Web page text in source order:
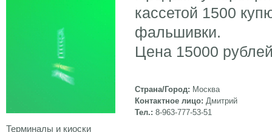
кассетой 1500
фальшивки.
Цена 15000
Страна/Город: Москва
Контактное лицо: Дмитрий
Тел.: 8-963-777-53-51
Терминалы и киоски